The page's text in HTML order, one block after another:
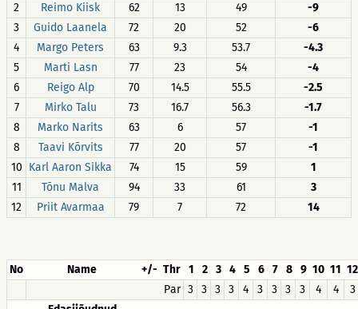
2
Reimo Kiisk 62 13 49
-9
3
Guido Laanela 72 20 52
-6
4
Margo Peters 63 9.3 53.7
-4.3
5
Marti Lasn 77 23 54
-4
6
Reigo Alp 70 14.5 55.5
-2.5
7
Mirko Talu 73 16.7 56.3
-1.7
8
Marko Narits 63 6 57
-1
8
Taavi Kõrvits 77 20 57
-1
10 Karl Aaron Sikka 74 15 59
1
11
Tõnu Malva 94 33 61
3
12
Priit Avarmaa 79 7 72 14
No Name +/- Thr 1 2 3 4 5 6 7 8 9 10 11 12
Par 3 3 3 3 4 3 3 3 3 4 4
3